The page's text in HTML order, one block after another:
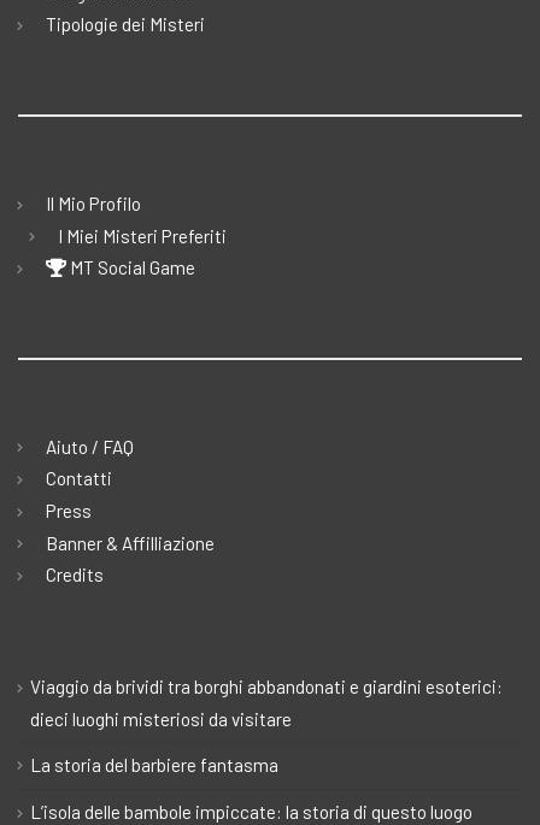
Tipologie dei Misteri
Il Mio Profilo
I Miei Misteri Preferiti
MT Social Game
Aiuto / FAQ
Contatti
Press
Banner & Affilliazione
Credits
Viaggio da brividi tra borghi abbandonati e giardini esoterici:
dieci luoghi misteriosi da visitare
La storia del barbiere fantasma
L’isola delle bambole impiccate: la storia di questo luogo